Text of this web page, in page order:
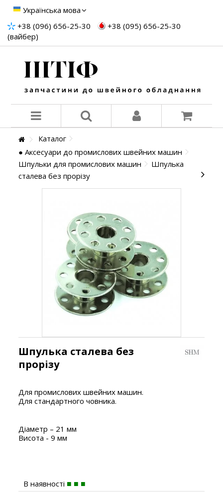
Українська мова
+38 (096) 656-25-30
+38 (095) 656-25-30
(вайбер)
Каталог
● Аксесуари до промислових швейних машин
Шпульки для промислових машин
Шпулька
сталева без прорізу
Шпулька сталева без
прорізу
Для промислових швейних машин.
Для стандартного човника.
Діаметр – 21 мм
Висота - 9 мм
В наявності